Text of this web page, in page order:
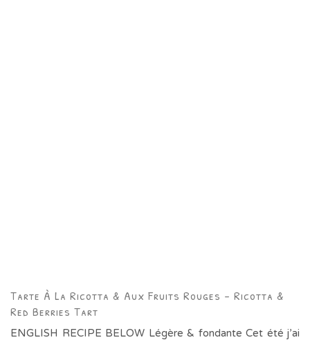
Tarte À La Ricotta & Aux Fruits Rouges – Ricotta &
Red Berries Tart
ENGLISH RECIPE BELOW Légère & fondante Cet été j’ai